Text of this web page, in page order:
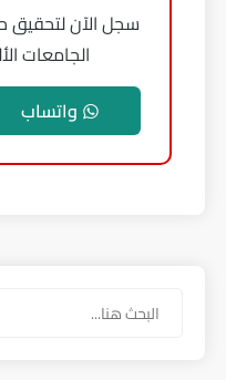
سجل الآن
الجامعات
واتساب